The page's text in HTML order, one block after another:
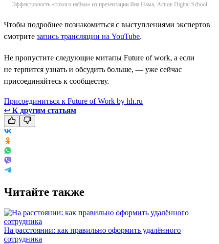
Эффективность «тихого найма» из презентации Яна Нама, Action Digital School
Чтобы подробнее познакомиться с выступлениями экспертов
смотрите запись трансляции на YouTube.
Не пропустите следующие митапы Future of work, а если
не терпится узнать и обсудить больше, — уже сейчас
присоединяйтесь к сообществу.
Присоединиться к Future of Work by hh.ru
↩ К другим статьям
Читайте также
На расстоянии: как правильно оформить удалённого
сотрудника